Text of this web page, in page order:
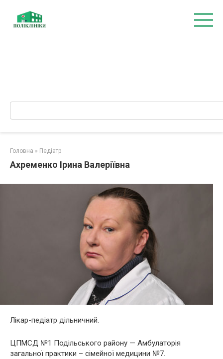
вмісту
Search:
Головна » Педіатр
Ахременко Ірина Валеріївна
Лікар-педіатр дільничний.
ЦПМСД №1 Подільського району — Амбулаторія
загальної практики – сімейної медицини №7.